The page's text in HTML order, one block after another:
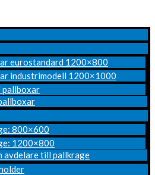
eurostandard 1200×800
industrimodell 1200×1000
pallboxar
800×600
1200×800
avdelare till pallkrage